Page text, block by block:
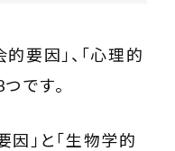
要因」、「心理的
です。
因」と「生物学的